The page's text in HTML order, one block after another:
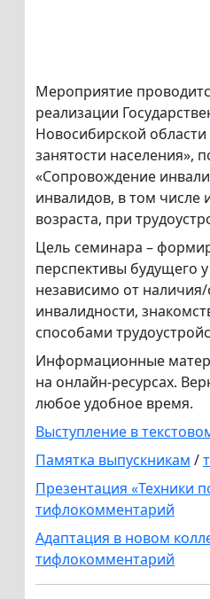
Мероприятие
реализации
Новосибирской области
занятости населения»,
«Сопровождение
инвалидов, в том числе
возраста, при
Цель семинара –
перспективы будущего
независимо от наличия/
инвалидности,
способами
Информационные
на онлайн-ресурсах.
любое удобное время.
Выступление в
Памятка выпускникам /
Презентация «Техники
тифлокомментарий
Адаптация в новом
тифлокомментарий